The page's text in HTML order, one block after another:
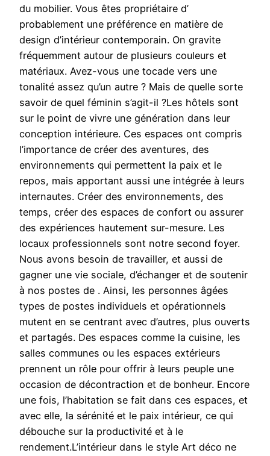
du mobilier. Vous êtes propriétaire d’
probablement une préférence en matière de
design d’intérieur contemporain. On gravite
fréquemment autour de plusieurs couleurs et
matériaux. Avez-vous une tocade vers une
tonalité assez qu’un autre ? Mais de quelle sorte
savoir de quel féminin s’agit-il ?Les hôtels sont
sur le point de vivre une génération dans leur
conception intérieure. Ces espaces ont compris
l’importance de créer des aventures, des
environnements qui permettent la paix et le
repos, mais apportant aussi une intégrée à leurs
internautes. Créer des environnements, des
temps, créer des espaces de confort ou assurer
des expériences hautement sur-mesure. Les
locaux professionnels sont notre second foyer.
Nous avons besoin de travailler, et aussi de
gagner une vie sociale, d’échanger et de soutenir
à nos postes de . Ainsi, les personnes âgées
types de postes individuels et opérationnels
mutent en se centrant avec d’autres, plus ouverts
et partagés. Des espaces comme la cuisine, les
salles communes ou les espaces extérieurs
prennent un rôle pour offrir à leurs peuple une
occasion de décontraction et de bonheur. Encore
une fois, l’habitation se fait dans ces espaces, et
avec elle, la sérénité et le paix intérieur, ce qui
débouche sur la productivité et à le
rendement.L’intérieur dans le style Art déco ne